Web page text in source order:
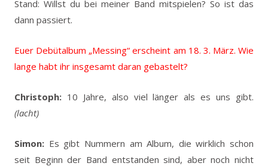
Stand: Willst du bei meiner Band mitspielen? So ist das
dann passiert.
Euer Debütalbum „Messing“ erscheint am 18. 3. März. Wie
lange habt ihr insgesamt daran gebastelt?
Christoph: 10 Jahre, also viel länger als es uns gibt.
(lacht)
Simon: Es gibt Nummern am Album, die wirklich schon
seit Beginn der Band entstanden sind, aber noch nicht